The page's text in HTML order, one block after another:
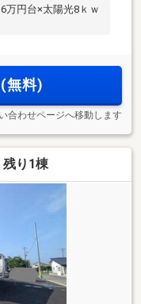
万円台×太陽光8ｋｗ
無料)
合わせページへ移動します
り1棟